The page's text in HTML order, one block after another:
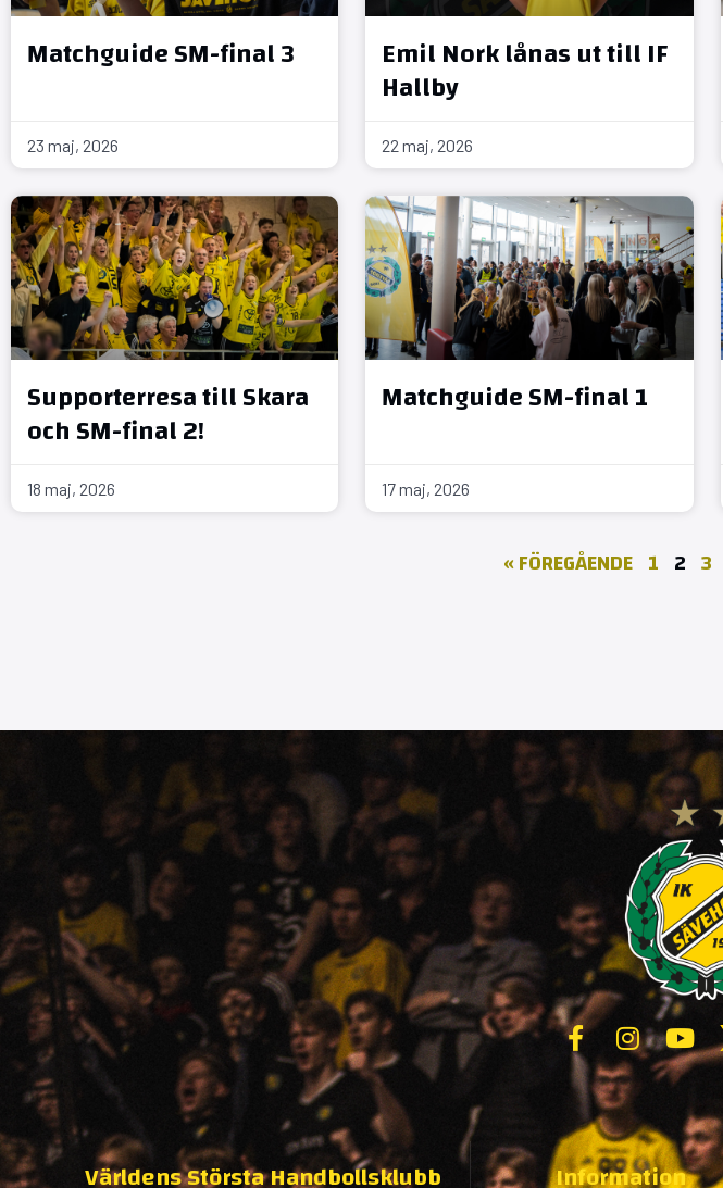
Matchguide SM-final 3
23 maj, 2026
Emil Nork lånas ut till IF
Hallby
22 maj, 2026
Supporterresa till Skara
och SM-final 2!
18 maj, 2026
Matchguide SM-final 1
17 maj, 2026
« FÖREGÅENDE 1 2 3
Världens Största Handbollsklubb Information